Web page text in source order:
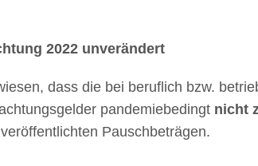
2022 unverändert
dass die bei beruflich bzw.
pandemiebedingt nicht
Pauschbeträgen.